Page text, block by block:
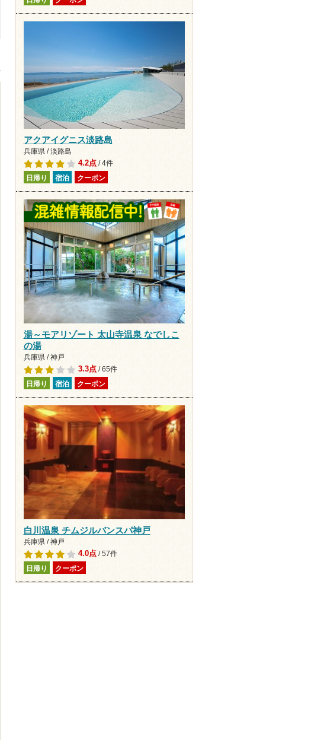
アクアイグニス淡路島
兵庫県 / 淡路島
4.2点/ 4件
日帰り 宿泊 クーポン
湯～モアリゾート 太山寺温泉 なでしこ
の湯
兵庫県 / 神戸
3.3点/ 65件
日帰り 宿泊 クーポン
白川温泉 チムジルバンスパ神戸
兵庫県 / 神戸
4.0点/ 57件
日帰り クーポン